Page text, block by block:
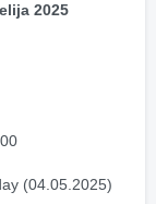
2025
(04.05.2025)